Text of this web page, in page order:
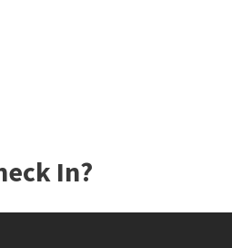
In?